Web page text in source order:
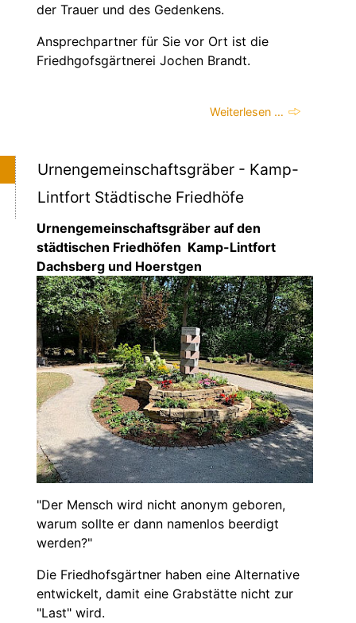
der Trauer und des Gedenkens.
Ansprechpartner für Sie vor Ort ist die
Friedhgofsgärtnerei Jochen Brandt.
Weiterlesen …
Urnengemeinschaftsgräber - Kamp-
Lintfort Städtische Friedhöfe
Urnengemeinschaftsgräber auf den
städtischen Friedhöfen Kamp-Lintfort
Dachsberg und Hoerstgen
"Der Mensch wird nicht anonym geboren,
warum sollte er dann namenlos beerdigt
werden?"
Die Friedhofsgärtner haben eine Alternative
entwickelt, damit eine Grabstätte nicht zur
"Last" wird.